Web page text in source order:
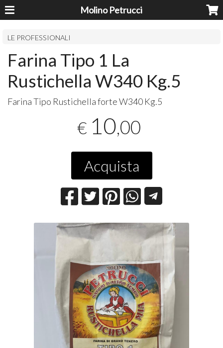
Molino Petrucci
LE PROFESSIONALI
Farina Tipo 1 La
Rustichella W340 Kg.5
Farina Tipo Rustichella forte W340 Kg.5
€ 10,00
Acquista